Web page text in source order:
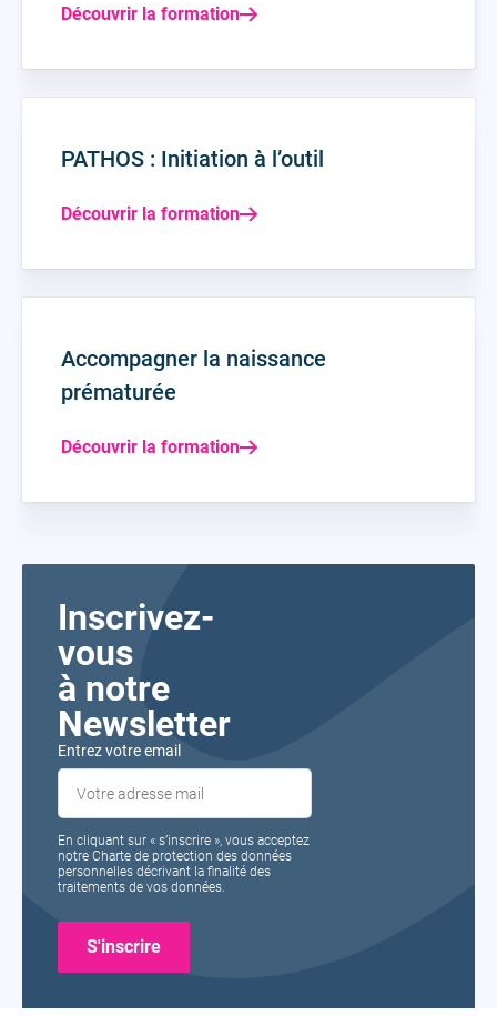
Découvrir la formation
PATHOS : Initiation à l’outil
Découvrir la formation
Accompagner la naissance
prématurée
Découvrir la formation
Inscrivez-
vous
à notre
Newsletter
Entrez votre email
En cliquant sur « s’inscrire », vous acceptez
notre Charte de protection des données
personnelles décrivant la finalité des
traitements de vos données.